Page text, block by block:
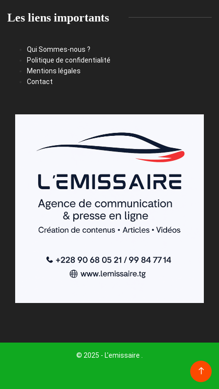
Les liens importants
Qui Sommes-nous ?
Politique de confidentialité
Mentions légales
Contact
© 2025 - L'emissaire .